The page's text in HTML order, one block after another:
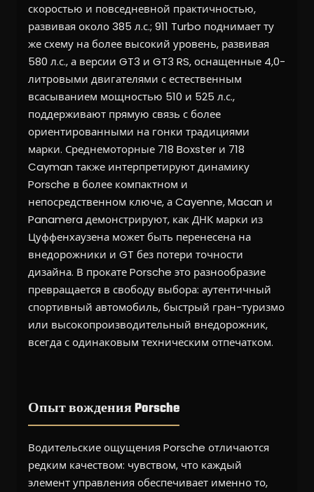
скоростью и повседневной практичностью,
развивая около 385 л.с.; 911 Turbo поднимает ту
же схему на более высокий уровень, развивая
580 л.с., а версии GT3 и GT3 RS, оснащенные 4,0-
литровыми двигателями с естественным
всасыванием мощностью 510 и 525 л.с.,
поддерживают прямую связь с более
ориентированными на гонки традициями
марки. Среднемоторные 718 Boxster и 718
Cayman также интерпретируют динамику
Porsche в более компактном и
непосредственном ключе, а Cayenne, Macan и
Panamera демонстрируют, как ДНК марки из
Цуффенхаузена может быть перенесена на
внедорожники и GT без потери точности
дизайна. В прокате Porsche это разнообразие
превращается в свободу выбора: аутентичный
спортивный автомобиль, быстрый гран-туризмо
или высокопроизводительный внедорожник,
всегда с одинаковым техническим отпечатком.
Опыт вождения Porsche
Водительские ощущения Porsche отличаются
редким качеством: чувством, что каждый
элемент управления обеспечивает именно то,